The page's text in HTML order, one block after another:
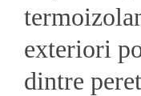
exteriori
dintre